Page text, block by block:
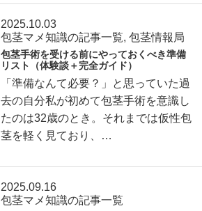
2025.10.03
包茎マメ知識の記事一覧,包茎情報局
包茎手術を受ける前にやっておくべき準備
リスト（体験談＋完全ガイド）
「準備なんて必要？」と思っていた過
去の自分私が初めて包茎手術を意識し
たのは32歳のとき。それまでは仮性包
茎を軽く見ており、…
2025.09.16
包茎マメ知識の記事一覧